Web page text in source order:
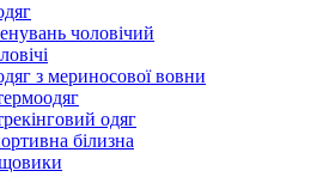
чоловічий
з мериносової вовни
одяг
білизна